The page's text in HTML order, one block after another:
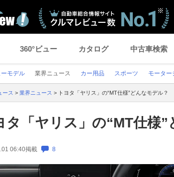
360°ビュー カタログ 中古車検索
ーモデル 業界ニュース カー用品 スポーツ モーター
ース > 業界ニュース > トヨタ「ヤリス」の“MT仕様”どんなモデル？
タ「ヤリス」の“MT仕様
06:40掲載 8